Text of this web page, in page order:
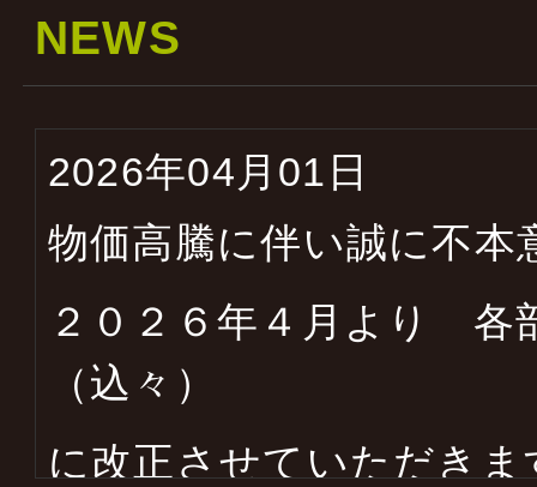
NEWS
2026年04月01日
物価高騰に伴い誠に不本
２０２６年４月より
（込々）
に改正させていただき